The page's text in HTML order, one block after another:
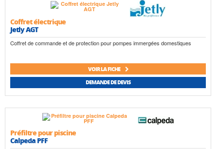
Coffret électrique
Jetly AGT
Coffret de commande et de protection pour pompes immergées domestiques
VOIR LA FICHE
DEMANDE DE DEVIS
Préfiltre pour piscine
Calpeda PFF